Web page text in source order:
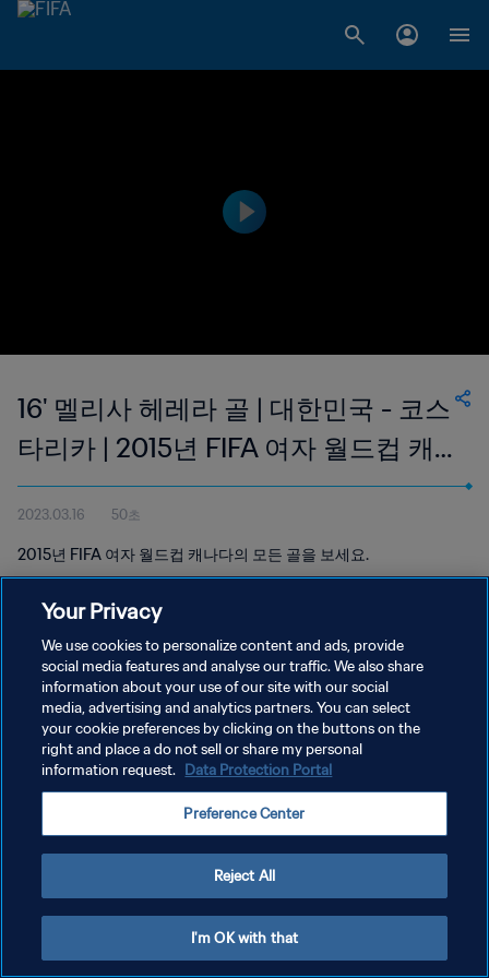
16' 멜리사 헤레라 골 | 대한민국 - 코스
타리카 | 2015년 FIFA 여자 월드컵 캐
나다
2023.03.16 50초
2015년 FIFA 여자 월드컵 캐나다의 모든 골을 보세요.
개인정보 보호정책
서비스 약관
쿠키 기본 설정 관리
Your Privacy
We use cookies to personalize content and ads, provide
social media features and analyse our traffic. We also share
information about your use of our site with our social
media, advertising and analytics partners. You can select
your cookie preferences by clicking on the buttons on the
right and place a do not sell or share my personal
information request. Data Protection Portal
Preference Center
Reject All
I'm OK with that